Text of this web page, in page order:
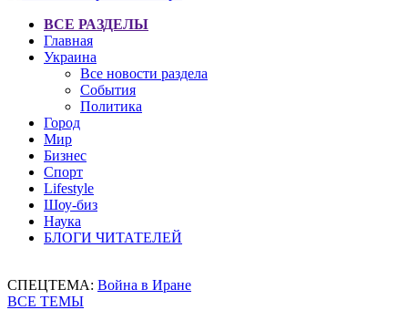
ВСЕ РАЗДЕЛЫ
Главная
Украина
Все новости раздела
События
Политика
Город
Мир
Бизнес
Спорт
Lifestyle
Шоу-биз
Наука
БЛОГИ ЧИТАТЕЛЕЙ
СПЕЦТЕМА: Война в Иране
ВСЕ ТЕМЫ